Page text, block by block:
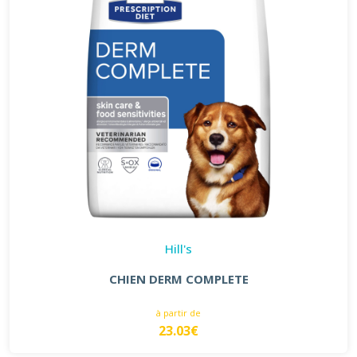
Hill's
CHIEN DERM COMPLETE
à partir de
23.03€